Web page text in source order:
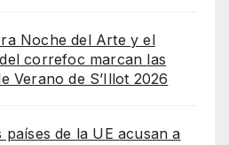
Noche del Arte y el
correfoc marcan las
Verano de S’Illot 2026
países de la UE acusan a